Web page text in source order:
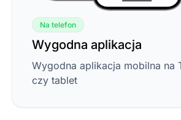
Na telefon
Wygodna aplikacja
Wygodna aplikacja mobilna na
czy tablet